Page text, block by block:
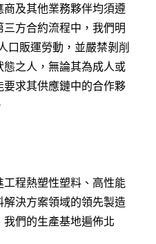
及其他業務夥伴均須遵
方合約流程中，我們明
口販運勞動，並嚴禁剝削
之人，無論其為成人或
求其供應鏈中的合作夥
程熱塑性塑料、高性能
決方案領域的領先製造
們的生產基地遍佈北